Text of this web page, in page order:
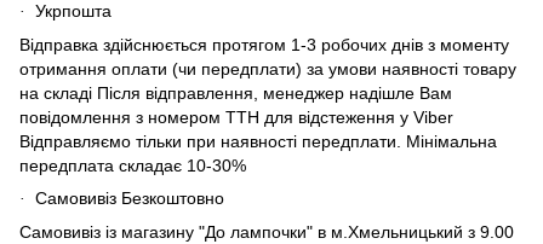
·
Укрпошта
Відправка здійснюється протягом 1-3 робочих днів з моменту
отримання оплати (чи передплати) за умови наявності товару
на складі Після відправлення, менеджер надішле Вам
повідомлення з номером ТТН для відстеження у Viber
Відправляємо тільки при наявності передплати. Мінімальна
передплата складає 10-30%
·
Самовивіз Безкоштовно
Самовивіз із магазину "До лампочки" в м.Хмельницький з 9.00